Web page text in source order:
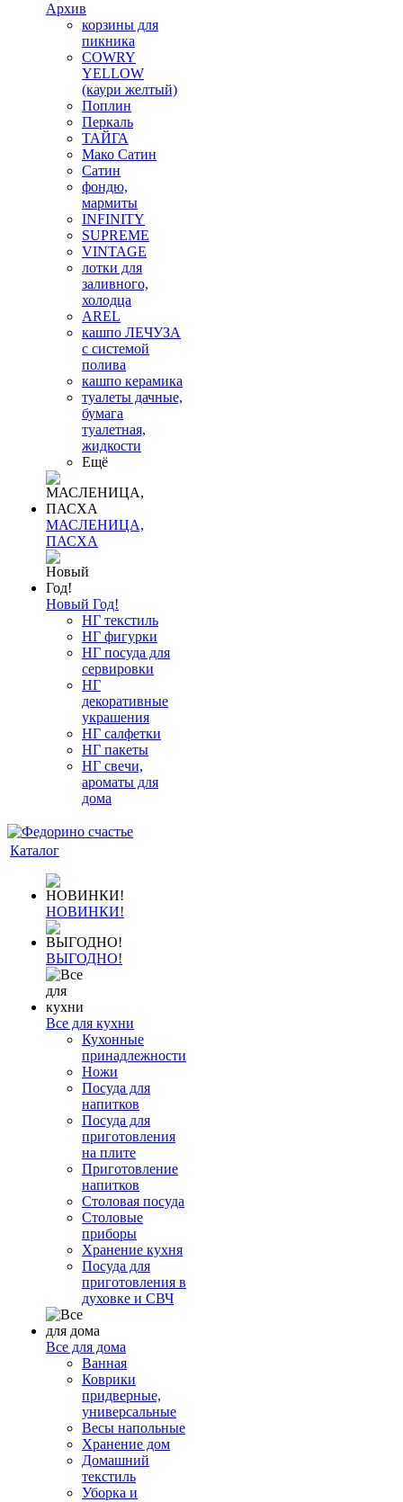
Архив
корзины для
пикника
COWRY
YELLOW
(каури желтый)
Поплин
Перкаль
ТАЙГА
Мако Сатин
Сатин
фондю,
мармиты
INFINITY
SUPREME
VINTAGE
лотки для
заливного,
холодца
AREL
кашпо ЛЕЧУЗА
с системой
полива
кашпо керамика
туалеты дачные,
бумага
туалетная,
жидкости
Ещё
МАСЛЕНИЦА,
ПАСХА
Новый Год!
НГ текстиль
НГ фигурки
НГ посуда для
сервировки
НГ
декоративные
украшения
НГ салфетки
НГ пакеты
НГ свечи,
ароматы для
дома
Каталог
НОВИНКИ!
ВЫГОДНО!
Все для кухни
Кухонные
принадлежности
Ножи
Посуда для
напитков
Посуда для
приготовления
на плите
Приготовление
напитков
Столовая посуда
Столовые
приборы
Хранение кухня
Посуда для
приготовления в
духовке и СВЧ
Все для дома
Ванная
Коврики
придверные,
универсальные
Весы напольные
Хранение дом
Домашний
текстиль
Уборка и